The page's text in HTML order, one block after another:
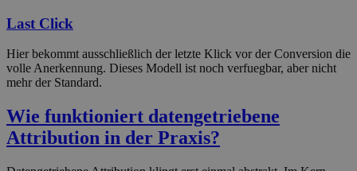
Last Click
Hier bekommt ausschließlich der letzte Klick vor der Conversion die
volle Anerkennung. Dieses Modell ist noch verfuegbar, aber nicht
mehr der Standard.
Wie funktioniert datengetriebene
Attribution in der Praxis?